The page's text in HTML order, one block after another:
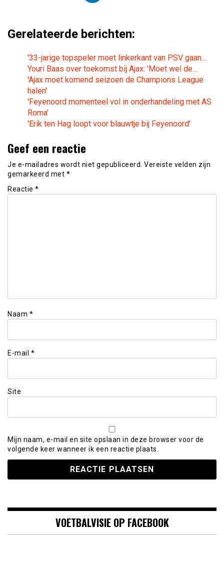
Gerelateerde berichten:
'33-jarige topspeler moet linkerkant van PSV gaan…
Youri Baas over toekomst bij Ajax: 'Moet wel de…
'Ajax moet komend seizoen de Champions League
halen'
'Feyenoord momenteel vol in onderhandeling met AS
Roma'
'Erik ten Hag loopt voor blauwtje bij Feyenoord'
Geef een reactie
Je e-mailadres wordt niet gepubliceerd. Vereiste velden zijn
gemarkeerd met *
Reactie *
Naam *
E-mail *
Site
Mijn naam, e-mail en site opslaan in deze browser voor de
volgende keer wanneer ik een reactie plaats.
VOETBALVISIE OP FACEBOOK